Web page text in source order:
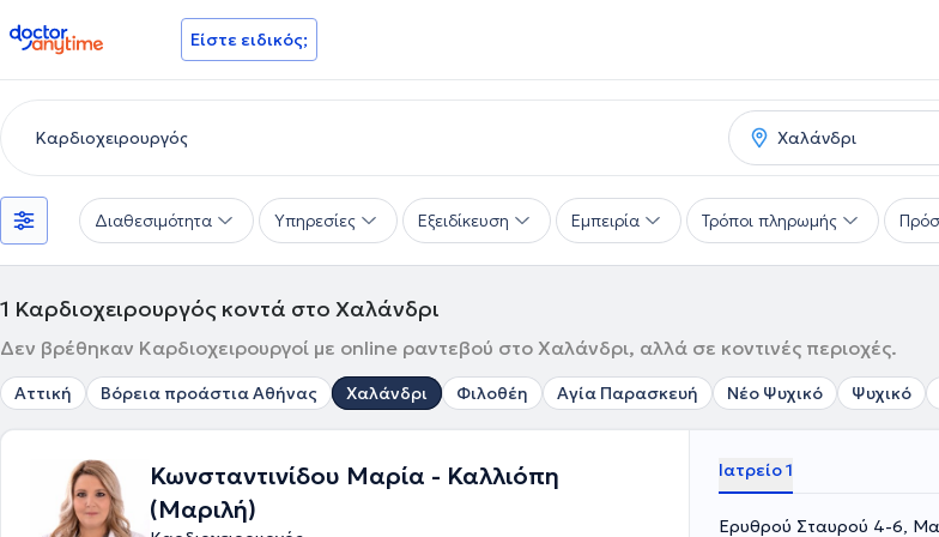
doctoranytime Είστε ειδικός;
Διαθεσιμότητα Υπηρεσίες Εξειδίκευση Εμπειρία Τρόποι πληρωμής
1 Καρδιοχειρουργός κοντά στο Χαλάνδρι
Δεν βρέθηκαν Καρδιοχειρουργοί με online ραντεβού στο Χαλάνδρι, αλλά σε κοντινές περιοχές.
Αττική Βόρεια προάστια Αθήνας Χαλάνδρι Φιλοθέη Αγία Παρασκευή Νέο Ψυχικό Ψυχικό
Κωνσταντινίδου Μαρία - Καλλιόπη
(Μαριλή)
Ιατρείο 1
Ερυθρού Σταυρού 4-6,